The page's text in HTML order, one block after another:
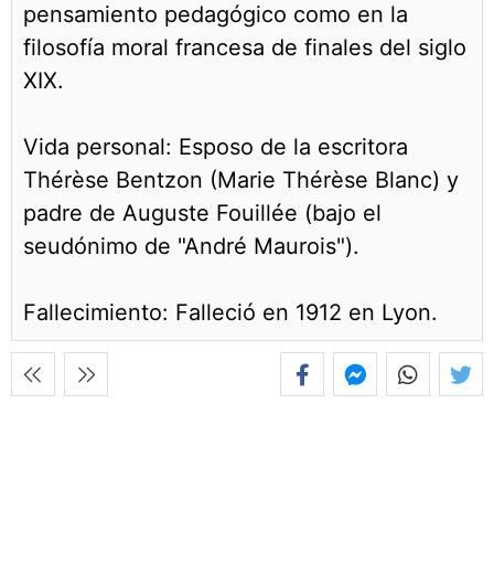
pensamiento pedagógico como en la
filosofía moral francesa de finales del siglo
XIX.
Vida personal: Esposo de la escritora
Thérèse Bentzon (Marie Thérèse Blanc) y
padre de Auguste Fouillée (bajo el
seudónimo de "André Maurois").
Fallecimiento: Falleció en 1912 en Lyon.